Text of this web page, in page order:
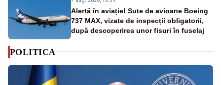
Alertă în aviație! Sute de avioane Boeing
737 MAX, vizate de inspecții obligatorii,
după descoperirea unor fisuri în fuselaj
POLITICA